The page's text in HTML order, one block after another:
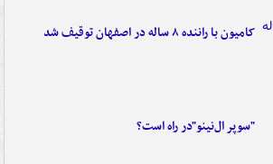
کامیون با راننده ۸ ساله در اصفهان توقیف شد
"سوپر ال‌نینو"در راه است؟